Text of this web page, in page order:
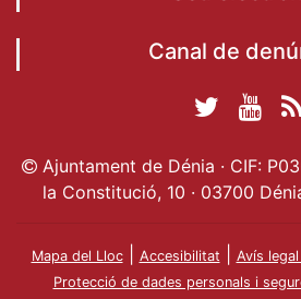
Canal de
Ajuntament de Dénia · CIF:
la Constitució, 10 · 03700
Mapa del Lloc| Accesibilitat Avís
Protecció de dades personals i